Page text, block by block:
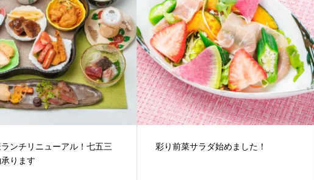
ンチリニューアル！七五三
ります
彩り前菜サラダ始めました！